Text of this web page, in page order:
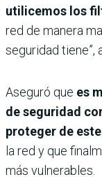
utilicemos los
red de manera
seguridad tiene”,
Aseguró que es
de seguridad
proteger de
la red y que
más vulnerables.